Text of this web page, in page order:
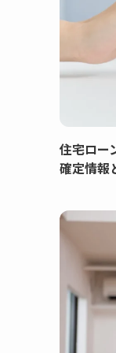
住宅ロー
確定情報